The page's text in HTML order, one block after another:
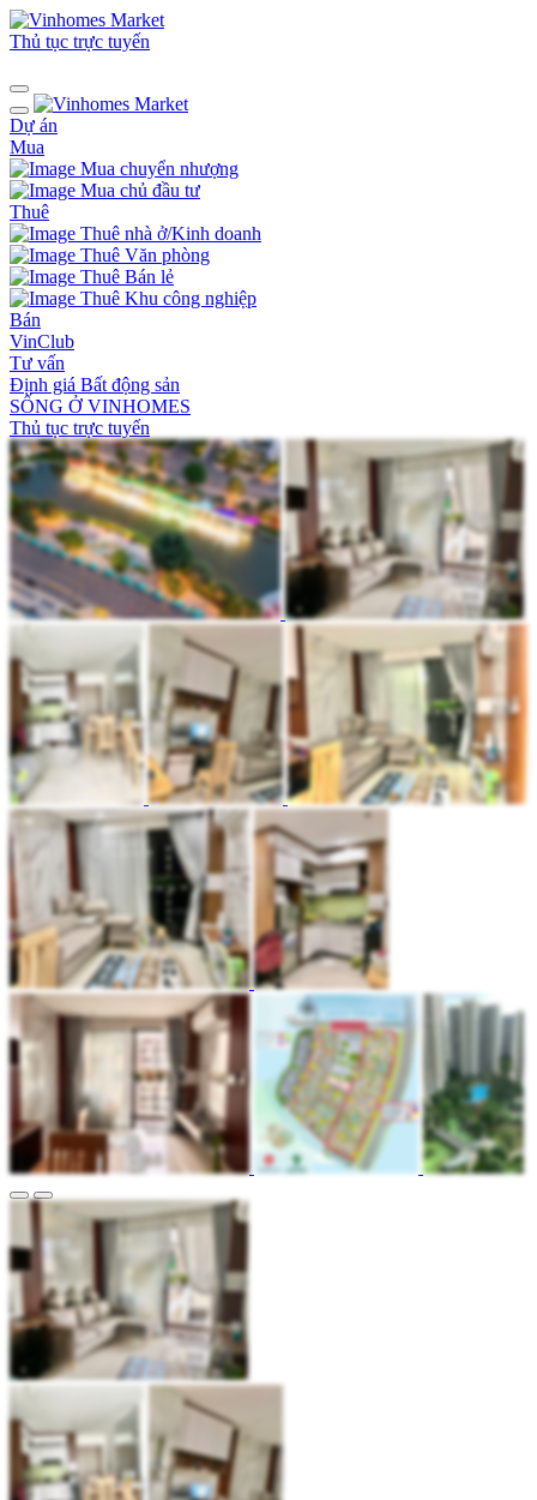
Thủ tục trực tuyến
Dự án
Mua
Mua chuyển nhượng
Mua chủ đầu tư
Thuê
Thuê nhà ở/Kinh doanh
Thuê Văn phòng
Thuê Bán lẻ
Thuê Khu công nghiệp
Bán
VinClub
Tư vấn
Định giá Bất động sản
SỐNG Ở VINHOMES
Thủ tục trực tuyến